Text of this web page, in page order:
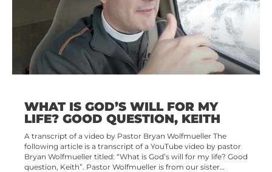
WHAT IS GOD’S WILL FOR MY
LIFE? GOOD QUESTION, KEITH
A transcript of a video by Pastor Bryan Wolfmueller The
following article is a transcript of a YouTube video by pastor
Bryan Wolfmueller titled: “What is God’s will for my life? Good
question, Keith”. Pastor Wolfmueller is from our sister…